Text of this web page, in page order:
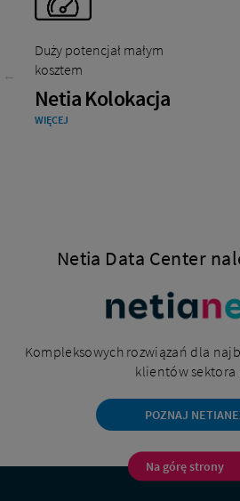
Duży potencjał małym
kosztem
Netia Kolokacja
WIĘCEJ
Netia Data Center
Kompleksowych rozwiązań dla
klientów sektora
POZNAJ
Na górę strony